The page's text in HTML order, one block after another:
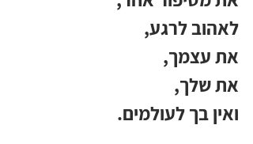
לאהוב לרגע,
את עצמך,
את שלך,
ואין בך לעולמים.